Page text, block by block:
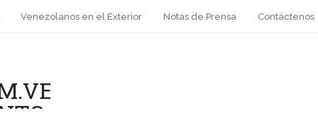
Venezolanos en el Exterior Notas de Prensa Contáctenos